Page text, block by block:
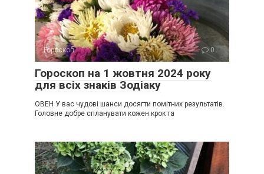
Гороскоп 0
Гороскоп на 1 жовтня 2024 року
для всіх знаків Зодіаку
ОВЕН У вас чудові шанси досягти помітних результатів.
Головне добре спланувати кожен крок та